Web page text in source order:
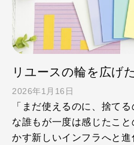
2026年1月16日
「まだ使えるのに、捨て
な誰もが一度は感じたこ
かす新しいインフラへと